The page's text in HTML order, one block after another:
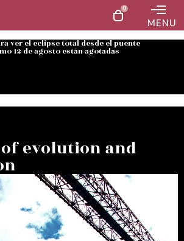
0
MENU
ver el eclipse total desde el puente
12 de agosto están agotadas
of evolution and